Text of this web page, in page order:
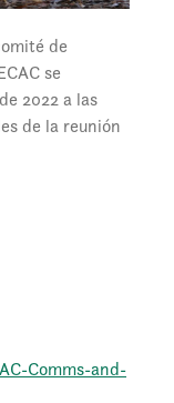
de
se
2022 a las
de la reunión
Comms-and-